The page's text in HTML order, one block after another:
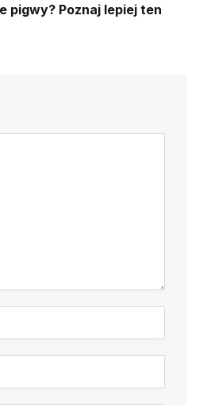
pigwy? Poznaj lepiej ten